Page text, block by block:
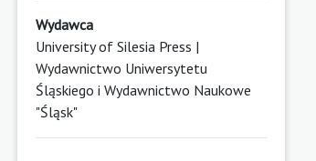
Wydawca
University of Silesia Press |
Wydawnictwo Uniwersytetu
Śląskiego i Wydawnictwo Naukowe
"Śląsk"